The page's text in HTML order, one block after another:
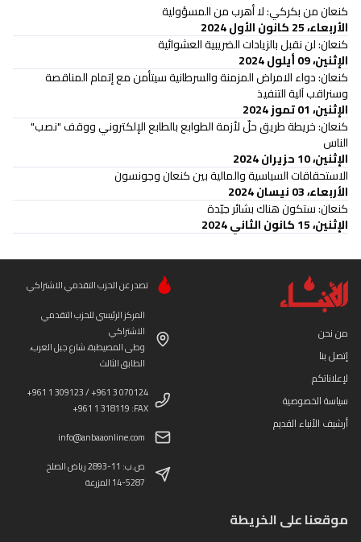
كنعان من بكركي: لا أهرب من المسؤولية
الأربعاء، 25 كانون الأول 2024
كنعان: لن نقبل بالزيادات الضريبية العشوائية
الإثنين، 09 أيلول 2024
كنعان: دواء الامراض المزمنة والسرطانية سيتأمن مع إتمام المناقصة
وسنراقب آلية التنفيذ
الإثنين، 01 تموز 2024
كنعان: خريطة طريق حلّ لأزمة الطوابع بالطابع الإلكتروني ووقف "نصب"
الناس
الإثنين، 10 حزيران 2024
الاستحقاقات السياسية والمالية بين كنعان وجونسون
الأربعاء، 03 نيسان 2024
كنعان: ستكون هناك بشائر جيّدة
الإثنين، 15 كانون الثاني 2024
من نحن
إتصل بنا
لإعلاناتكم
سياسة الخصوصية
أرشيف الأنباء القديم
تصدر عن الحزب التقدمي الاشتراكي
المركز الرئيسي للحزب التقدمي
الاشتراكي
وطى المصيطبة، شارع جبل العرب،
الطابق الثالث
+961 1 309123 / +961 3 070124
+961 1 318119 :FAX
info@anbaaonline.com
ص.ب: 11-2893 رياض الصلح
14-5287 المزرعة
موقعنا على الخريطة